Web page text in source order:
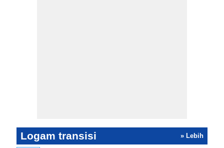
Logam transisi » Lebih